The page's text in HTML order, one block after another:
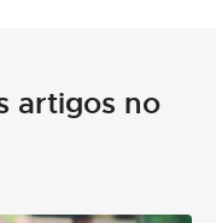
artigos no